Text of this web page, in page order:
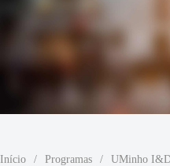
Início / Programas / UMinho